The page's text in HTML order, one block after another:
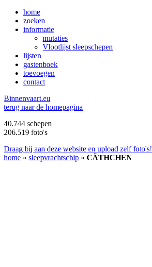
home
zoeken
informatie
mutaties
Vlootlijst sleepschepen
lijsten
gastenboek
toevoegen
contact
Binnenvaart.eu
terug naar de homepagina
40.744 schepen
206.519 foto's
Draag bij aan deze website en upload zelf foto's!
home » sleepvrachtschip » CÄTHCHEN